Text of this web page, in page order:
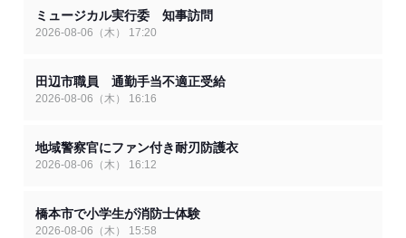
ミュージカル実行委 知事訪問
2026-08-06（木） 17:20
田辺市職員 通勤手当不適正受給
2026-08-06（木） 16:16
地域警察官にファン付き耐刃防護衣
2026-08-06（木） 16:12
橋本市で小学生が消防士体験
2026-08-06（木） 15:58